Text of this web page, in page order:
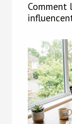
Comment